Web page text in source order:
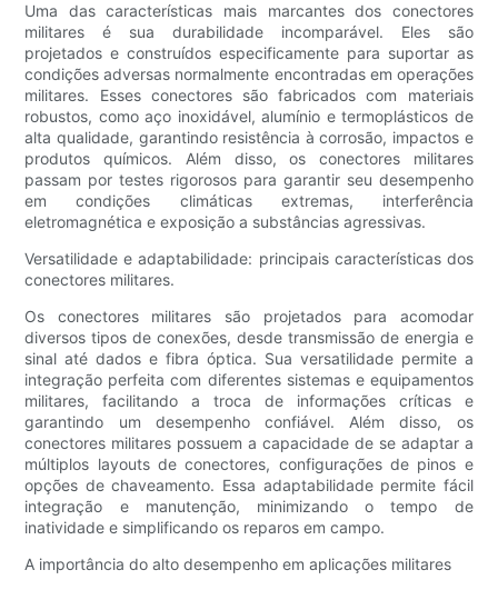
Uma das características mais marcantes dos conectores
militares é sua durabilidade incomparável. Eles são
projetados e construídos especificamente para suportar as
condições adversas normalmente encontradas em operações
militares. Esses conectores são fabricados com materiais
robustos, como aço inoxidável, alumínio e termoplásticos de
alta qualidade, garantindo resistência à corrosão, impactos e
produtos químicos. Além disso, os conectores militares
passam por testes rigorosos para garantir seu desempenho
em condições climáticas extremas, interferência
eletromagnética e exposição a substâncias agressivas.
Versatilidade e adaptabilidade: principais características dos
conectores militares.
Os conectores militares são projetados para acomodar
diversos tipos de conexões, desde transmissão de energia e
sinal até dados e fibra óptica. Sua versatilidade permite a
integração perfeita com diferentes sistemas e equipamentos
militares, facilitando a troca de informações críticas e
garantindo um desempenho confiável. Além disso, os
conectores militares possuem a capacidade de se adaptar a
múltiplos layouts de conectores, configurações de pinos e
opções de chaveamento. Essa adaptabilidade permite fácil
integração e manutenção, minimizando o tempo de
inatividade e simplificando os reparos em campo.
A importância do alto desempenho em aplicações militares